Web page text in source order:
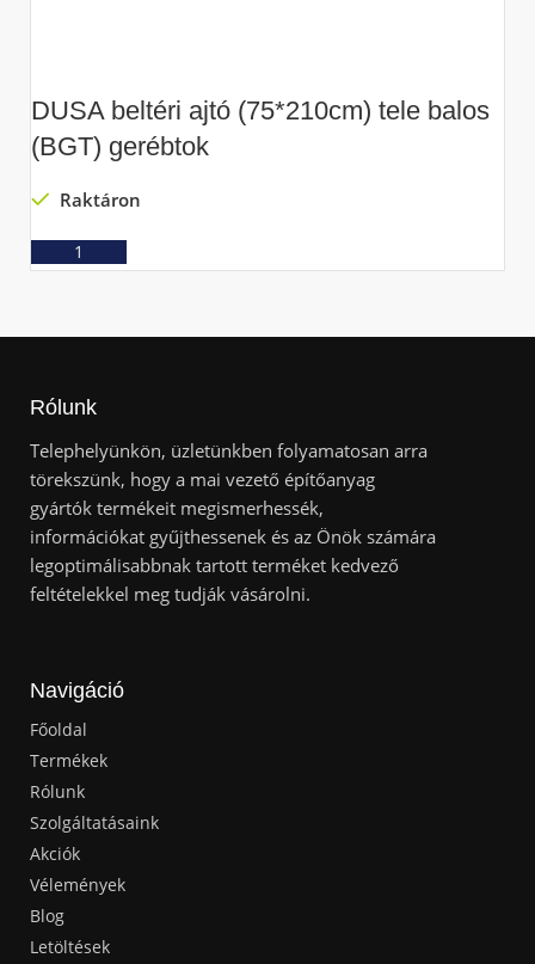
DUSA beltéri ajtó (75*210cm) tele balos
(BGT) gerébtok
Raktáron
Rólunk
Telephelyünkön, üzletünkben folyamatosan arra
törekszünk, hogy a mai vezető építőanyag
gyártók termékeit megismerhessék,
információkat gyűjthessenek és az Önök számára
legoptimálisabbnak tartott terméket kedvező
feltételekkel meg tudják vásárolni.
Navigáció
Főoldal
Termékek
Rólunk
Szolgáltatásaink
Akciók
Vélemények
Blog
Letöltések